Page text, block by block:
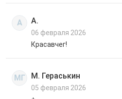
А А.
06 февраля 2026
Красавчег!
МГ М. Гераськин
05 февраля 2026